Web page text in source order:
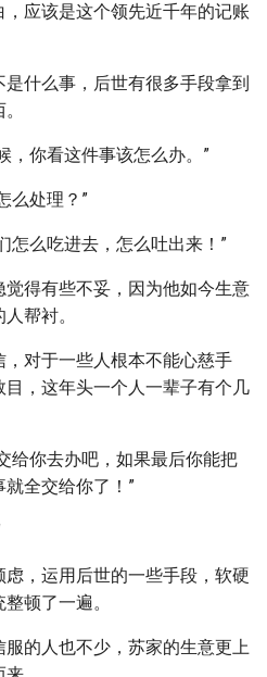
应该是这个领先近千年的记账
什么事，后世有很多手段拿到
，你看这件事该怎么办。”
么处理？”
怎么吃进去，怎么吐出来！”
得有些不妥，因为他如今生意
帮衬。
对于一些人根本不能心慈手
，这年头一个人一辈子有个几
给你去办吧，如果最后你能把
全交给你了！”
，运用后世的一些手段，软硬
顿了一遍。
的人也不少，苏家的生意更上